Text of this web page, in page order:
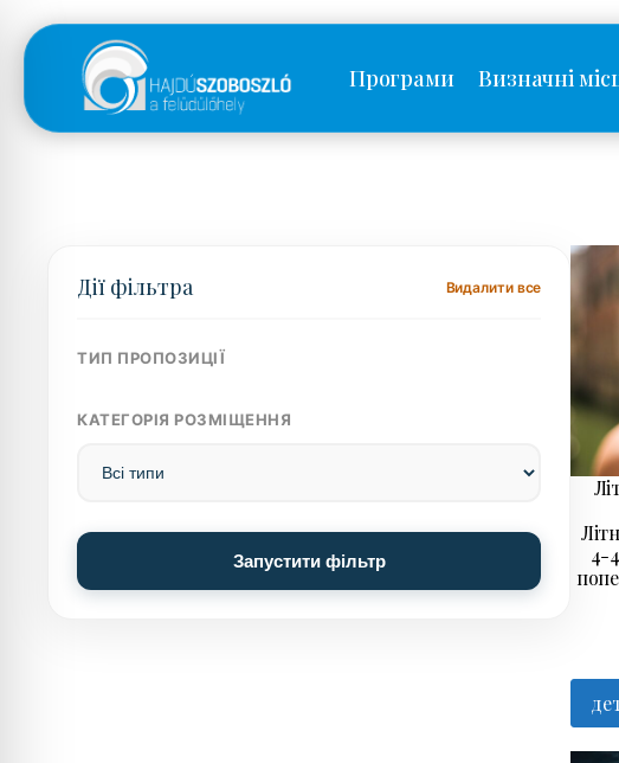
Програми Визначні
Дії фільтра Видалити все
ТИП ПРОПОЗИЦІЇ
КАТЕГОРІЯ РОЗМІЩЕННЯ
Запустити фільтр
4-